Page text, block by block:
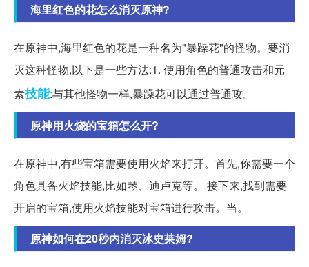
海里红色的花怎么消灭原神?
在原神中,海里红色的花是一种名为"暴躁花"的怪物。要消
灭这种怪物,以下是一些方法:1. 使用角色的普通攻击和元
素技能:与其他怪物一样,暴躁花可以通过普通攻。
原神用火烧的宝箱怎么开?
在原神中,有些宝箱需要使用火焰来打开。首先,你需要一个
角色具备火焰技能,比如琴、迪卢克等。 接下来,找到需要
开启的宝箱,使用火焰技能对宝箱进行攻击。当。
原神如何在20秒内消灭冰史莱姆?